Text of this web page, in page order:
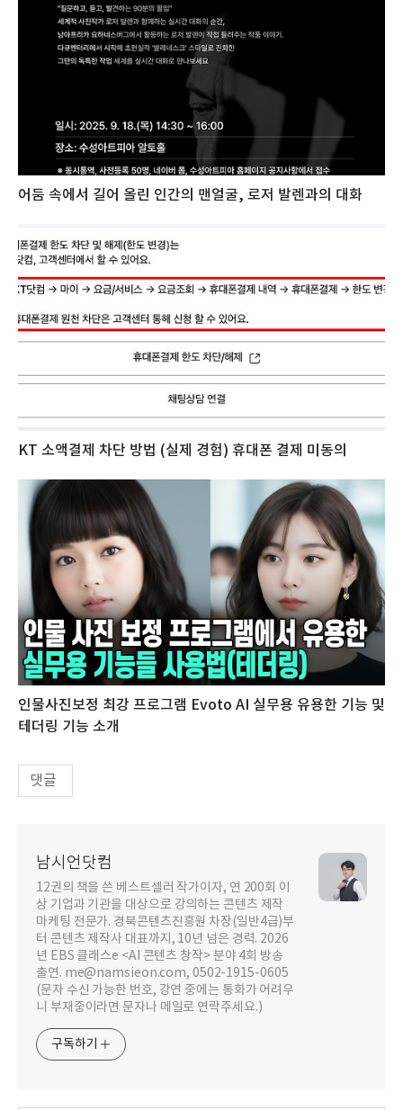
어둠 속에서 길어 올린 인간의 맨얼굴, 로저 발렌과의 대화
KT 소액결제 차단 방법 (실제 경험) 휴대폰 결제 미동의
인물사진보정 최강 프로그램 Evoto AI 실무용 유용한 기능 및
테더링 기능 소개
댓글
남시언닷컴
12권의 책을 쓴 베스트셀러 작가이자, 연 200회 이
상 기업과 기관을 대상으로 강의하는 콘텐츠 제작
마케팅 전문가. 경북콘텐츠진흥원 차장(일반4급)부
터 콘텐츠 제작사 대표까지, 10년 넘은 경력. 2026
년 EBS 클래스e <AI 콘텐츠 창작> 분야 4회 방송
출연. me@namsieon.com, 0502-1915-0605
(문자 수신 가능한 번호, 강연 중에는 통화가 어려우
니 부재중이라면 문자나 메일로 연락주세요.)
구독하기